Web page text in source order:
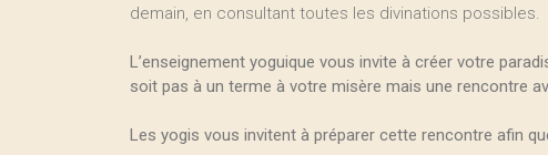
demain, en consultant toutes les divinations possibles.
L’enseignement yoguique vous invite à créer votre
soit pas à un terme à votre misère mais une rencontre
Les yogis vous invitent à préparer cette rencontre afin